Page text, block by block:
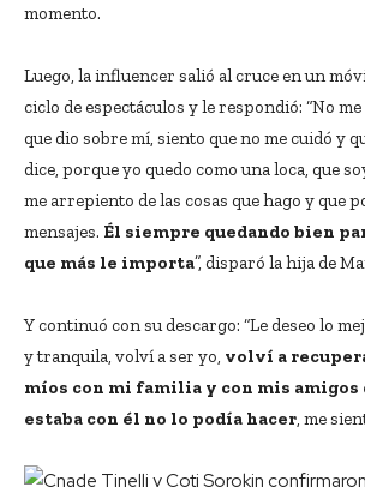
momento.
Luego, la influencer salió al cruce en un
ciclo de espectáculos y le respondió: “No
que dio sobre mí, siento que no me cuidó y
dice, porque yo quedo como una loca, que
me arrepiento de las cosas que hago y que
mensajes. Él siempre quedando bien
que más le importa”, disparó la hija de
Y continuó con su descargo: “Le deseo lo
y tranquila, volví a ser yo, volví a
míos con mi familia y con mis amigos
estaba con él no lo podía hacer, me